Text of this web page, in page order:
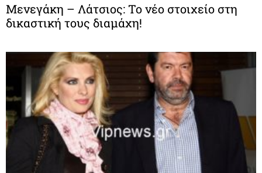
Μενεγάκη – Λάτσιος: Το νέο στοιχείο στη
δικαστική τους διαμάχη!